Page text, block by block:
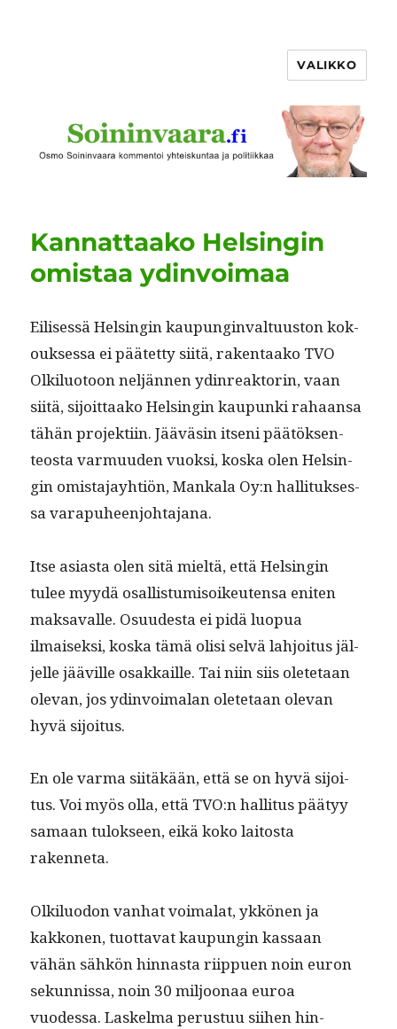
VALIKKO
Kannattaako Helsingin
omistaa ydinvoimaa
Eilisessä Helsin­gin kaupung­in­val­tu­us­ton kok­
ouk­ses­sa ei päätet­ty siitä, rak­en­taako TVO
Olk­ilu­o­toon neljän­nen ydin­reak­torin, vaan
siitä, sijoit­taako Helsin­gin kaupun­ki rahaansa
tähän pro­jek­ti­in. Jääväsin itseni päätök­sen­
teosta var­muu­den vuok­si, kos­ka olen Helsin­
gin omis­ta­jay­htiön, Mankala Oy:n hal­li­tuk­ses­
sa varapuheenjohtajana.
Itse asi­as­ta olen sitä mieltä, että Helsin­gin
tulee myy­dä osal­lis­tu­misoikeuten­sa eniten
mak­savalle. Osu­ud­es­ta ei pidä luop­ua
ilmaisek­si, kos­ka tämä olisi selvä lahjoi­tus jäl­
jelle jääville osakkaille. Tai niin siis olete­taan
ole­van, jos ydin­voimalan olete­taan ole­van
hyvä sijoi­tus.
En ole var­ma siitäkään, että se on hyvä sijoi­
tus. Voi myös olla, että TVO:n hal­li­tus pää­tyy
samaan tulok­seen, eikä koko laitos­ta
rakenneta.
Olk­ilu­odon van­hat voimalat, ykkö­nen ja
kakko­nen, tuot­ta­vat kaupun­gin kas­saan
vähän sähkön hin­nas­ta riip­puen noin euron
sekun­nis­sa, noin 30 miljoon­aa euroa
vuodessa. Laskel­ma perus­tuu siihen hin­